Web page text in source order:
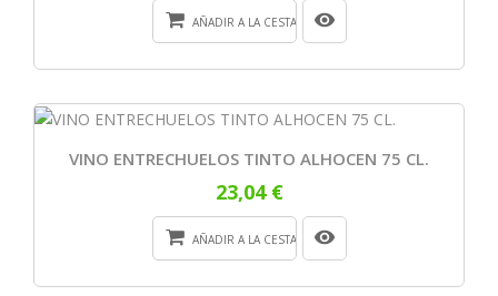
AÑADIR A LA CESTA
VINO ENTRECHUELOS TINTO ALHOCEN 75 CL.
23,04 €
AÑADIR A LA CESTA